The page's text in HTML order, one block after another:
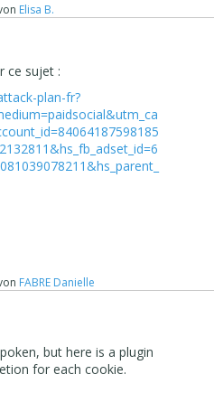
Elisa B.
ce sujet :
plan-fr?
FABRE Danielle
but here is a plugin
for each cookie.